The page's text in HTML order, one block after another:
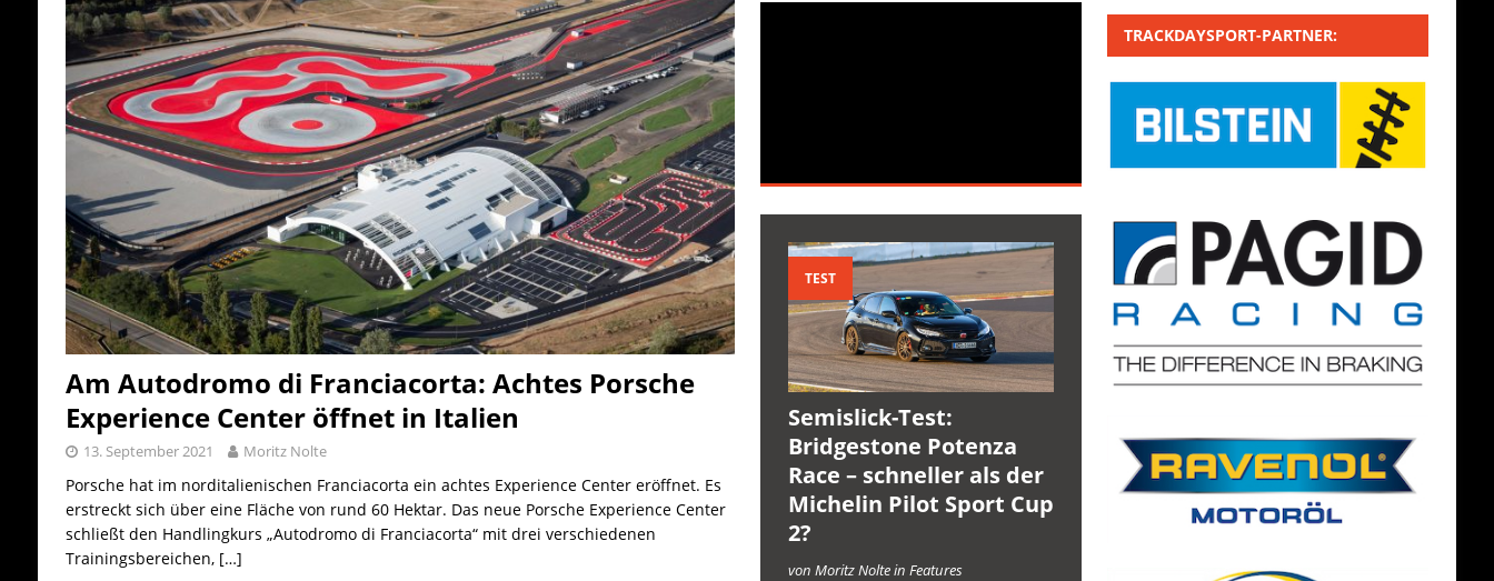
Am Autodromo di Franciacorta: Achtes Porsche
Experience Center öffnet in Italien
13. September 2021 Moritz Nolte
Porsche hat im norditalienischen Franciacorta ein achtes Experience Center eröffnet. Es
erstreckt sich über eine Fläche von rund 60 Hektar. Das neue Porsche Experience Center
schließt den Handlingkurs „Autodromo di Franciacorta“ mit drei verschiedenen
Trainingsbereichen, […]
TEST
Semislick-Test:
Bridgestone Potenza
Race – schneller als der
Michelin Pilot Sport Cup
2?
von Moritz Nolte in Features
TRACKDAYSPORT-PARTNER: